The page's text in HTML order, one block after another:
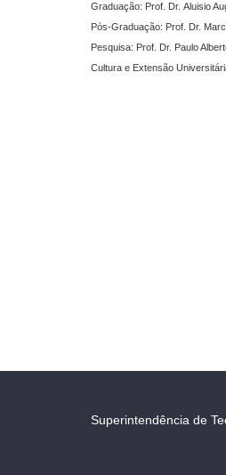
Graduação: Prof. Dr. Aluisio
Pós-Graduação: Prof. Dr.
Pesquisa: Prof. Dr. Paulo
Cultura e Extensão
Superintendência de